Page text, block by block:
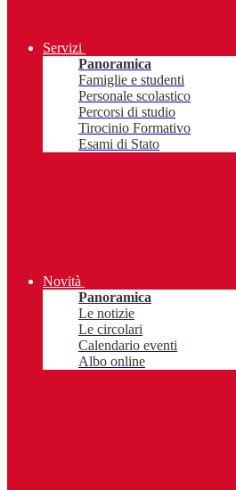
Servizi
Panoramica
Famiglie e studenti
Personale scolastico
Percorsi di studio
Tirocinio Formativo
Esami di Stato
Novità
Panoramica
Le notizie
Le circolari
Calendario eventi
Albo online